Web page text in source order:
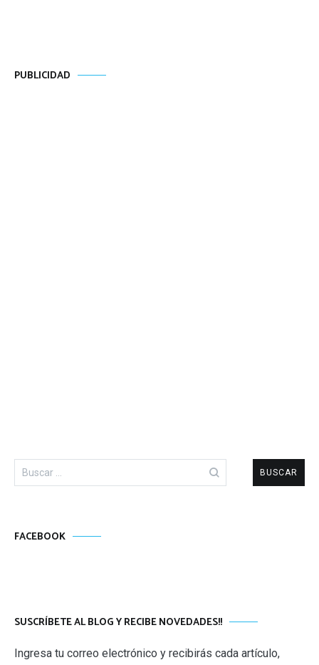
PUBLICIDAD
FACEBOOK
SUSCRÍBETE AL BLOG Y RECIBE NOVEDADES!!
Ingresa tu correo electrónico y recibirás cada artículo,